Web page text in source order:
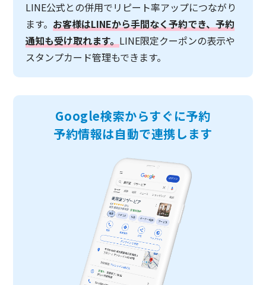
LINE公式との併用でリピート率アップにつながり
ます。 お客様はLINEから手間なく予約でき、予約
通知も受け取れます。LINE限定クーポンの表示や
スタンプカード管理もできます。
Google検索からすぐに予約
予約情報は自動で連携します